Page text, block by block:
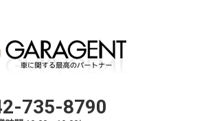
735-8790